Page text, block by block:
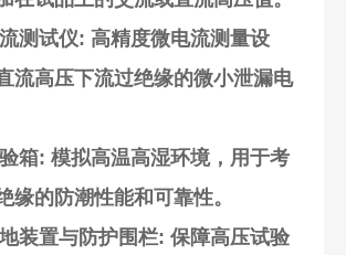
测试仪: 高精度微电流测量设
流高压下流过绝缘的微小泄漏电
箱: 模拟高温高湿环境，用于考
缘的防潮性能和可靠性。
装置与防护围栏: 保障高压试验